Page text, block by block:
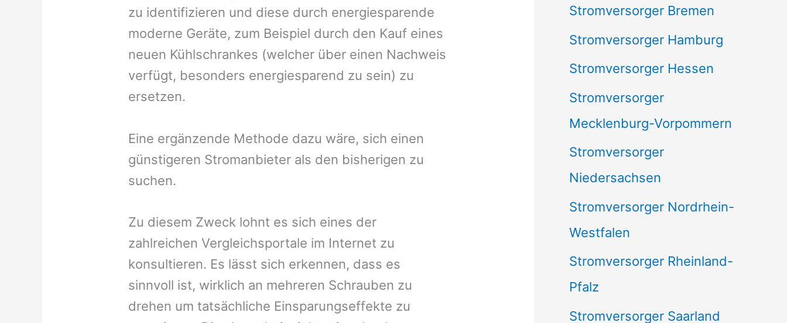
zu identifizieren und diese durch energiesparende
moderne Geräte, zum Beispiel durch den Kauf eines
neuen Kühlschrankes (welcher über einen Nachweis
verfügt, besonders energiesparend zu sein) zu
ersetzen.
Eine ergänzende Methode dazu wäre, sich einen
günstigeren Stromanbieter als den bisherigen zu
suchen.
Zu diesem Zweck lohnt es sich eines der
zahlreichen Vergleichsportale im Internet zu
konsultieren. Es lässt sich erkennen, dass es
sinnvoll ist, wirklich an mehreren Schrauben zu
drehen um tatsächliche Einsparungseffekte zu
Stromversorger Bremen
Stromversorger Hamburg
Stromversorger Hessen
Stromversorger
Mecklenburg-Vorpommern
Stromversorger
Niedersachsen
Stromversorger Nordrhein-
Westfalen
Stromversorger Rheinland-
Pfalz
Stromversorger Saarland